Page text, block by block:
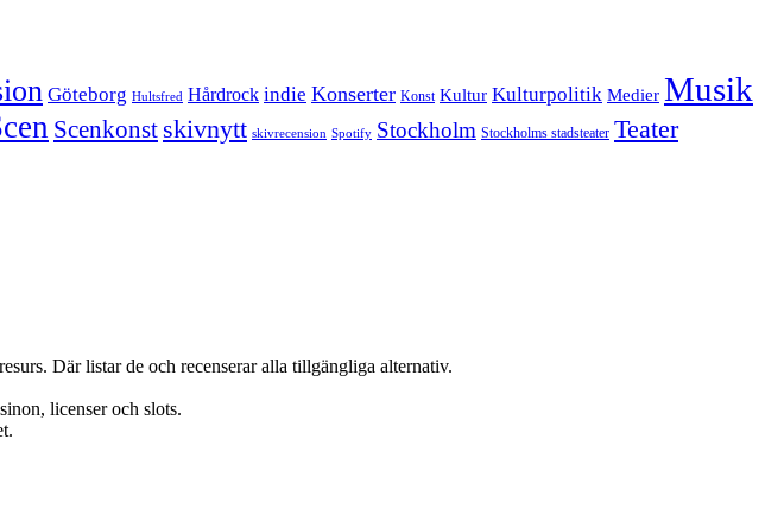
Göteborg Hultsfred Hårdrock indie Konserter Konst Kultur Kulturpolitik Medier Musik
Scenkonst skivnytt skivrecension Spotify Stockholm Stockholms stadsteater Teater
Där listar de och recenserar alla tillgängliga alternativ.
licenser och slots.